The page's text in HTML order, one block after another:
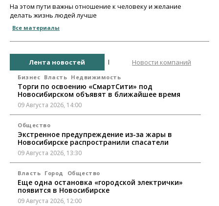
На этом пути важны отношение к человеку и желание
делать жизнь людей лучше
Все материалы
Лента новостей Новости компаний
Бизнес Власть Недвижимость
Торги по освоению «СмартСити» под
Новосибирском объявят в ближайшее время
09 Августа 2026, 14:00
Общество
Экстренное предупреждение из-за жары в
Новосибирске распространили спасатели
09 Августа 2026, 13:30
Власть Город Общество
Еще одна остановка «городской электрички»
появится в Новосибирске
09 Августа 2026, 12:00